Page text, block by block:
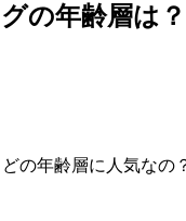
の年齢層は
の年齢層に人気なの